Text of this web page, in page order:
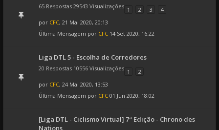
65 Respostas 29543 Visualizações 1 2 3
4
por CFC, 21 Mai 2020, 20:13
Última Mensagem por CFC 14 Set 2020, 16:22
Liga DTL 5 - Escolha de Corredores
20 Respostas 10556 Visualizações 1
2
por CFC, 24 Mai 2020, 13:53
Última Mensagem por CFC 01 Jun 2020, 18:02
[Liga DTL - Ciclismo Virtual] 7ª Edição - Chrono des
Nations